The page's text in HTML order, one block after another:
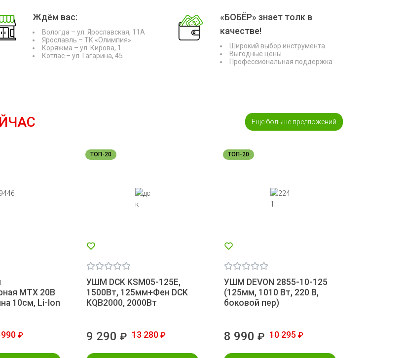
Ждём вас:
Вологда – ул. Ярославская, 11А
Ярославль – ТК «Олимпия»
Коряжма – ул. Кирова, 1
Котлас – ул. Гагарина, 45
«БОБЁР» знает толк в
качестве!
Широкий выбор инструмента
Выгодные цены
Профессиональная поддержка
Еще больше предложений
MTX 20В
10см, Li-Ion
₽
ТОП-20
УШМ DCK KSM05-125E,
1500Вт, 125мм+Фен DCK
KQB2000, 2000Вт
9 290 ₽ 13 280 ₽
ТОП-20
УШМ DEVON 2855-10-125
(125мм, 1010 Вт, 220 В,
боковой пер)
8 990 ₽ 10 295 ₽